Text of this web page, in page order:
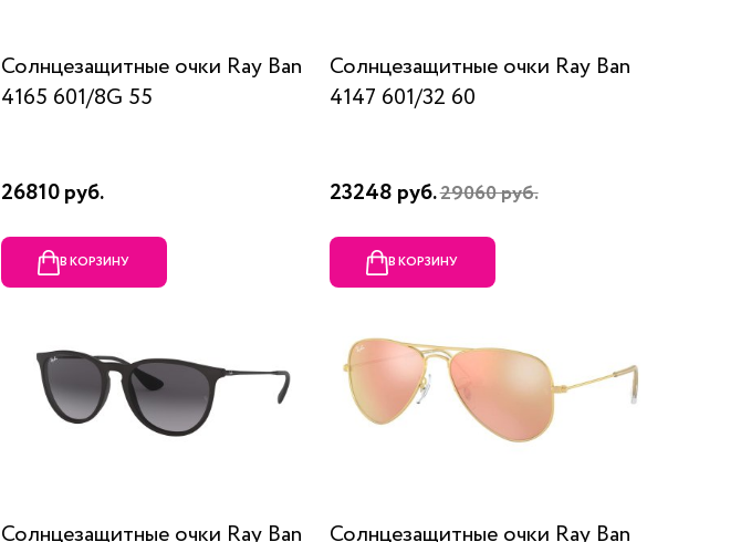
Солнцезащитные очки Ray Ban
4165 601/8G 55
26810 руб.
В КОРЗИНУ
Солнцезащитные очки Ray Ban
4147 601/32 60
23248 руб.29060 руб.
В КОРЗИНУ
Солнцезащитные очки Ray Ban
Солнцезащитные очки Ray Ban